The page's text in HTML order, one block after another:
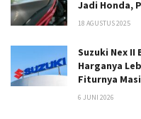
Jadi Honda,
18 AGUSTUS 2025
Suzuki Nex II
Harganya
Fiturnya
6 JUNI 2026